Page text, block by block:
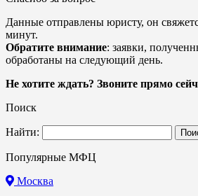
Данные отправлены юристу, он
минут.
Обратите внимание: заявки,
обработаны на следующий день.
Не хотите ждать? Звоните прямо
Поиск
Найти:
Популярные МФЦ
Москва